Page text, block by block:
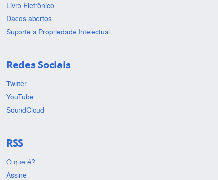
Livro Eletrônico
Dados abertos
Suporte a Propriedade Intelectual
Redes Sociais
Twitter
YouTube
SoundCloud
RSS
O que é?
Assine